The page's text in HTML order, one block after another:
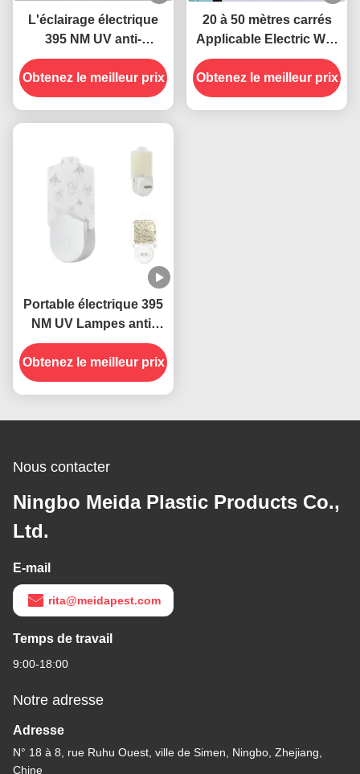
L'éclairage électrique
395 NM UV anti-
moustiques durable et
efficace
Obtenez le meilleur prix
20 à 50 mètres carrés
Applicable Electric Wall
Plug-in Socket UV
Lampes anti-
moustiques État solide
Obtenez le meilleur prix
Portable électrique 395
NM UV Lampes anti-
moustiques Insectes
volants
Obtenez le meilleur prix
Nous contacter
Ningbo Meida Plastic Products Co.,
Ltd.
E-mail
rita@meidapest.com
Temps de travail
9:00-18:00
Notre adresse
Adresse
N° 18 à 8, rue Ruhu Ouest, ville de Simen, Ningbo, Zhejiang,
Chine